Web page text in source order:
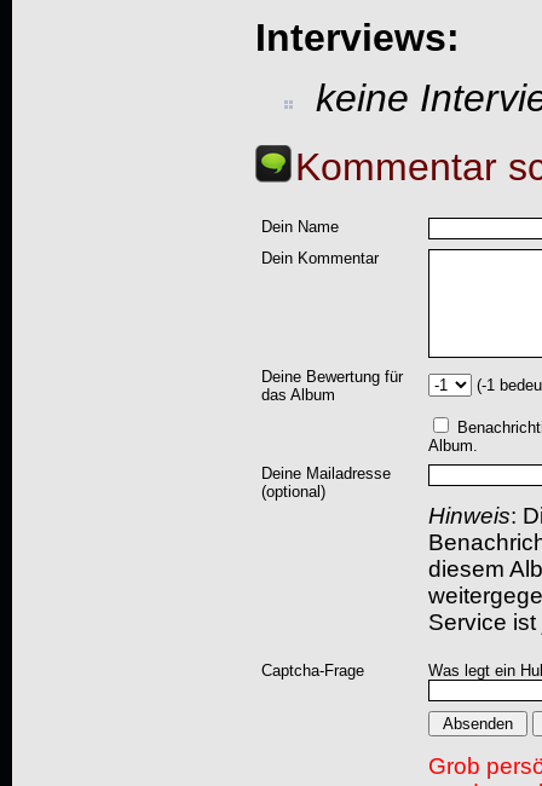
Interviews:
keine
Kommentar
Dein Name
Dein Kommentar
Deine Bewertung für
das Album
(-1
Album.
Deine Mailadresse
(optional)
Hinweis:
diesem
Service
Captcha-Frage Was legt ein
Grob